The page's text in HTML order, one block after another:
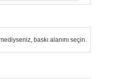
baskı alanını seçin.